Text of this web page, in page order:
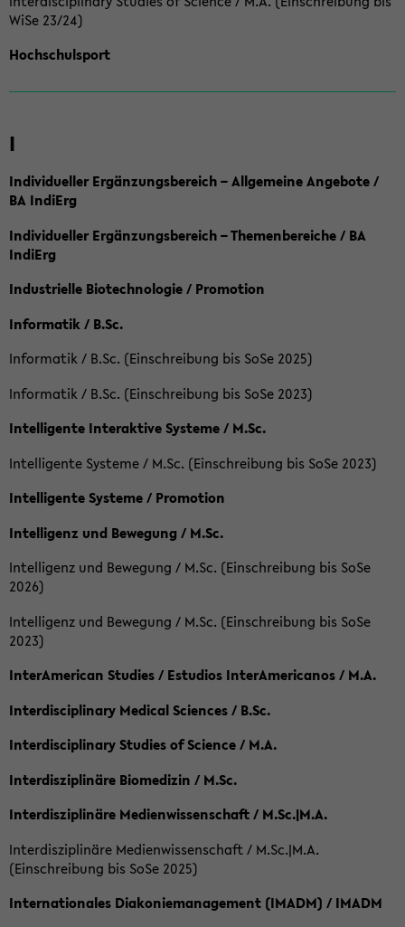
WiSe 23/24)
Hochschulsport
I
Individueller Ergänzungsbereich – Allgemeine Angebote /
BA IndiErg
Individueller Ergänzungsbereich – Themenbereiche / BA
IndiErg
Industrielle Biotechnologie / Promotion
Informatik / B.Sc.
Informatik / B.Sc. (Einschreibung bis SoSe 2025)
Informatik / B.Sc. (Einschreibung bis SoSe 2023)
Intelligente Interaktive Systeme / M.Sc.
Intelligente Systeme / M.Sc. (Einschreibung bis SoSe 2023)
Intelligente Systeme / Promotion
Intelligenz und Bewegung / M.Sc.
Intelligenz und Bewegung / M.Sc. (Einschreibung bis SoSe
2026)
Intelligenz und Bewegung / M.Sc. (Einschreibung bis SoSe
2023)
InterAmerican Studies / Estudios InterAmericanos / M.A.
Interdisciplinary Medical Sciences / B.Sc.
Interdisciplinary Studies of Science / M.A.
Interdisziplinäre Biomedizin / M.Sc.
Interdisziplinäre Medienwissenschaft / M.Sc.|M.A.
Interdisziplinäre Medienwissenschaft / M.Sc.|M.A.
(Einschreibung bis SoSe 2025)
Internationales Diakoniemanagement (IMADM) / IMADM